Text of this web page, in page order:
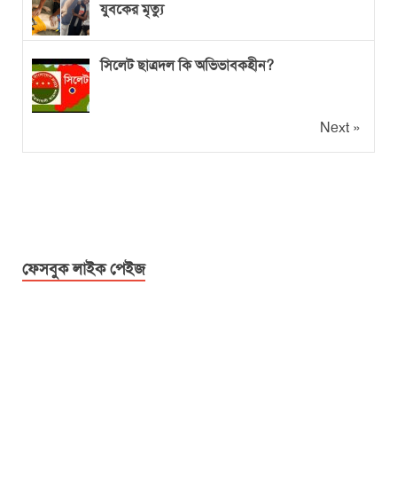
যুবকের মৃত্যু
সিলেট ছাত্রদল কি অভিভাবকহীন?
Next »
ফেসবুক লাইক পেইজ